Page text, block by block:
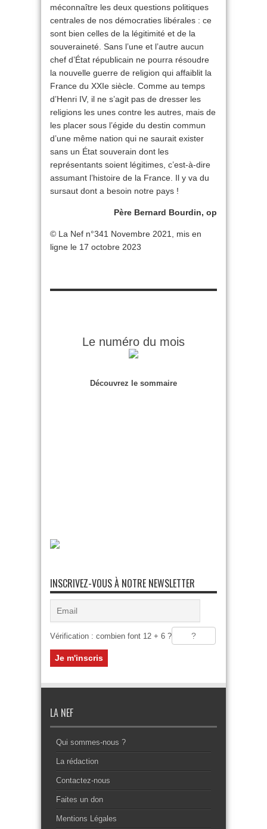
méconnaître les deux questions politiques
centrales de nos démocraties libérales : ce
sont bien celles de la légitimité et de la
souveraineté. Sans l’une et l’autre aucun
chef d’État républicain ne pourra résoudre
la nouvelle guerre de religion qui affaiblit la
France du XXIe siècle. Comme au temps
d’Henri IV, il ne s’agit pas de dresser les
religions les unes contre les autres, mais de
les placer sous l’égide du destin commun
d’une même nation qui ne saurait exister
sans un État souverain dont les
représentants soient légitimes, c’est-à-dire
assumant l’histoire de la France. Il y va du
sursaut dont a besoin notre pays !
Père Bernard Bourdin, op
© La Nef n°341 Novembre 2021, mis en
ligne le 17 octobre 2023
Le numéro du mois
Découvrez le sommaire
INSCRIVEZ-VOUS À NOTRE NEWSLETTER
Vérification : combien font 12 + 6 ?
LA NEF
Qui sommes-nous ?
La rédaction
Contactez-nous
Faites un don
Mentions Légales